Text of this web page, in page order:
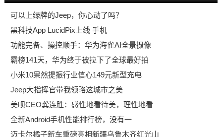
可以上绿牌的Jeep，你心动了吗？
黑科技App LucidPix上线 手机
功能完备、操控顺手：华为海雀AI全景摄像
霸榜141天，华为终于被拉下了全球最好拍
小米10果然提振行业信心149元新型充电
Jeep大指挥官带我领略这城市之美
美呗CEO龚连胜：感性地看待美，理性地看
全新Android手机性能排行榜，没有一
迈卡尔橘子新车重磅亮相新疆乌鲁木齐红光山